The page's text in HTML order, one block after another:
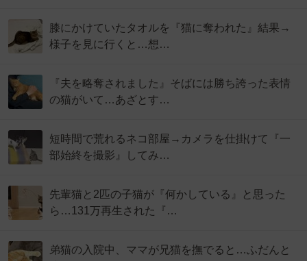
膝にかけていたタオルを『猫に奪われた』結果→
様子を見に行くと…想…
『夫を略奪されました』そばには勝ち誇った表情
の猫がいて…あざとす…
短時間で荒れるネコ部屋→カメラを仕掛けて『一
部始終を撮影』してみ…
先輩猫と2匹の子猫が『何かしている』と思った
ら…131万再生された『…
弟猫の入院中、ママが兄猫を撫でると…ふだんと